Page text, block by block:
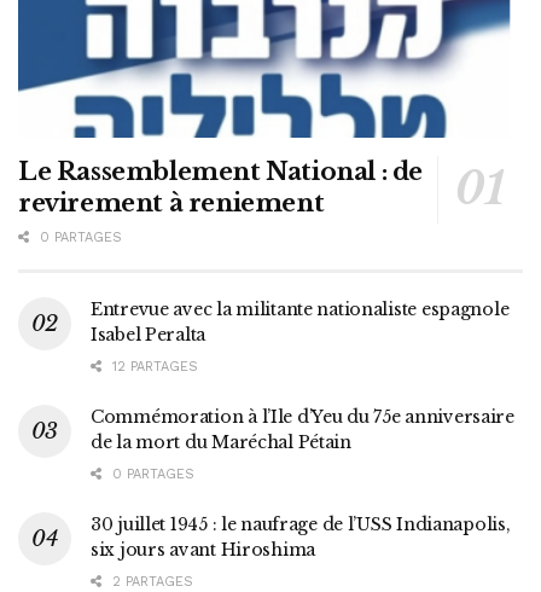
Le Rassemblement National : de
revirement à reniement
0 PARTAGES
Entrevue avec la militante nationaliste espagnole
Isabel Peralta
12 PARTAGES
Commémoration à l’Ile d’Yeu du 75e anniversaire
de la mort du Maréchal Pétain
0 PARTAGES
30 juillet 1945 : le naufrage de l’USS Indianapolis,
six jours avant Hiroshima
2 PARTAGES